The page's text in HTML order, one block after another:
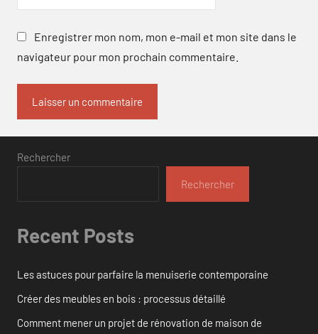
Enregistrer mon nom, mon e-mail et mon site dans le
navigateur pour mon prochain commentaire.
Rechercher
Rechercher
Recent Posts
Les astuces pour parfaire la menuiserie contemporaine
Créer des meubles en bois : processus détaillé
Comment mener un projet de rénovation de maison de